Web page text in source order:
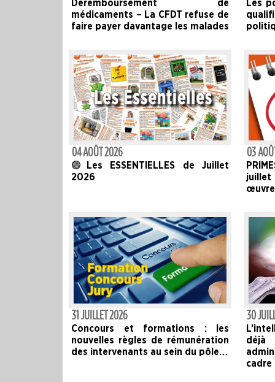
Déremboursement de
médicaments – La CFDT refuse de
faire payer davantage les malades
Les
04 AOÛT 2026
🟢Les ESSENTIELLES de Juillet
2026
03
juillet
31 JUILLET 2026
Concours et formations : les
nouvelles règles de rémunération
des intervenants au sein du pôle…
30
cadre